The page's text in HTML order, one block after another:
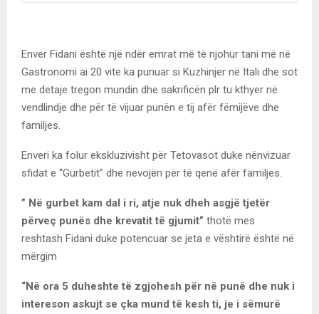
Enver Fidani është një ndër emrat më të njohur tani më në
Gastronomi ai 20 vite ka punuar si Kuzhinjer në Itali dhe sot
me detaje tregon mundin dhe sakrificën plr tu kthyer në
vendlindje dhe për të vijuar punën e tij afër fëmijëve dhe
familjes.
Enveri ka folur ekskluzivisht për Tetovasot duke nënvizuar
sfidat e “Gurbetit” dhe nevojën për të qenë afër familjes.
” Në gurbet kam dal i ri, atje nuk dheh asgjë tjetër
përveç punës dhe krevatit të gjumit” thotë mes
reshtash Fidani duke potencuar se jeta e vështirë është në
mërgim
“Në ora 5 duheshte të zgjohesh për në punë dhe nuk i
intereson askujt se çka mund të kesh ti, je i sëmurë